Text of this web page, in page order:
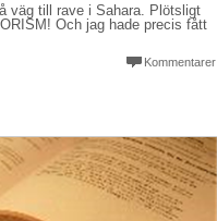
väg till rave i Sahara. Plötsligt
Och jag hade precis fått
Kommentarer